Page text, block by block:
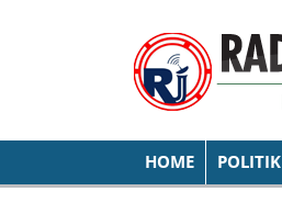
HOME POLITIK